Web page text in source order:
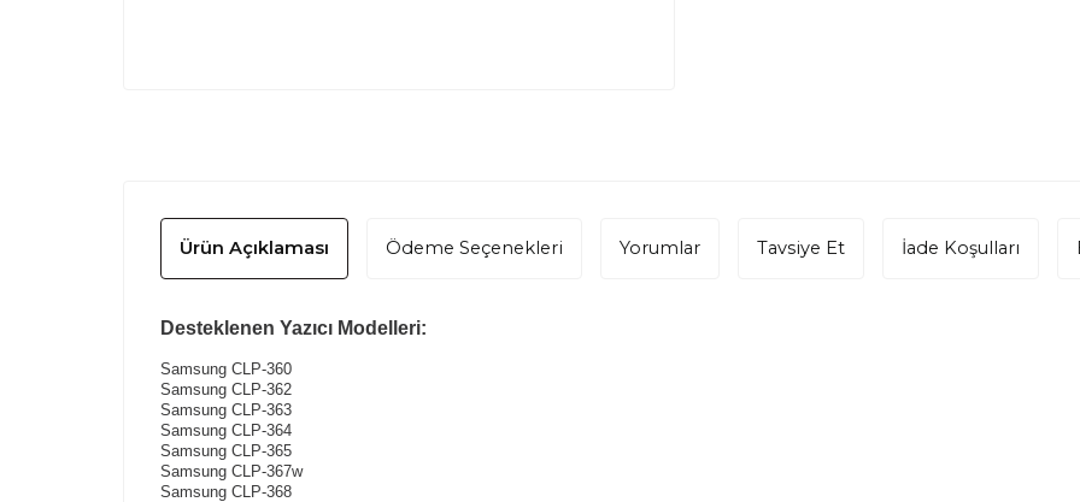
Ürün Açıklaması Ödeme Seçenekleri Yorumlar Tavsiye Et İade Koşulları
Desteklenen Yazıcı Modelleri:
Samsung CLP-360
Samsung CLP-362
Samsung CLP-363
Samsung CLP-364
Samsung CLP-365
Samsung CLP-367w
Samsung CLP-368